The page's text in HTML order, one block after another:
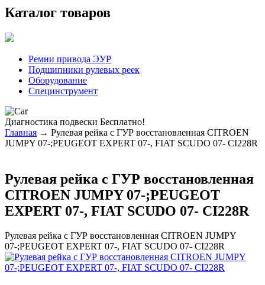
Каталог товаров
Ремни привода ЭУР
Подшипники рулевых реек
Оборудование
Специнструмент
Диагностика подвески Бесплатно!
Главная → Рулевая рейка с ГУР восстановленная CITROEN
JUMPY 07-;PEUGEOT EXPERT 07-, FIAT SCUDO 07- CI228R
Рулевая рейка с ГУР восстановленная
CITROEN JUMPY 07-;PEUGEOT
EXPERT 07-, FIAT SCUDO 07- CI228R
Рулевая рейка с ГУР восстановленная CITROEN JUMPY
07-;PEUGEOT EXPERT 07-, FIAT SCUDO 07- CI228R